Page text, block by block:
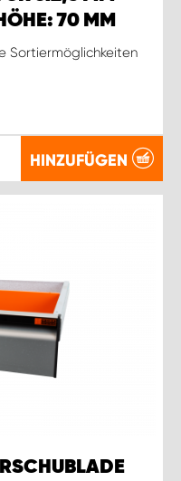
70 MM
Sortiermöglichkeiten
HINZUFÜGEN